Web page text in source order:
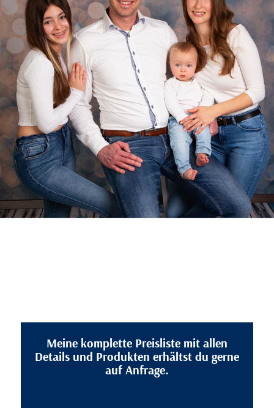
Meine komplette Preisliste mit allen
Details und Produkten erhältst du gerne
auf Anfrage.